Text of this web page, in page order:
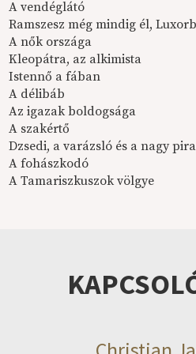
A vendéglátó
Ramszesz még mindig él,
A nők országa
Kleopátra, az alkimista
Istennő a fában
A délibáb
Az igazak boldogsága
A szakértő
Dzsedi, a varázsló és a nagy
A fohászkodó
A Tamariszkuszok völgye